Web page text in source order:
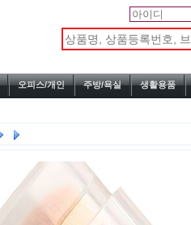
오피스/개인 주방/욕실 생활용품